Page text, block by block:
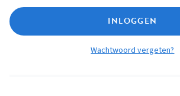
INLOGGEN
Wachtwoord vergeten?